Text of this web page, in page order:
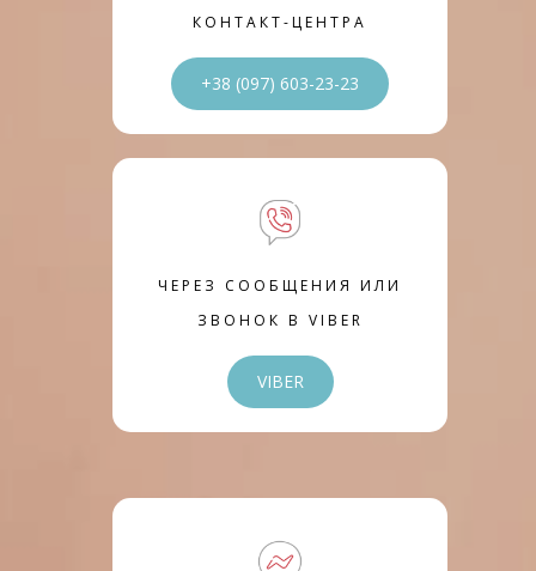
КОНТАКТ-ЦЕНТРА
+38 (097) 603-23-23
ЧЕРЕЗ СООБЩЕНИЯ ИЛИ
ЗВОНОК В VIBER
VIBER